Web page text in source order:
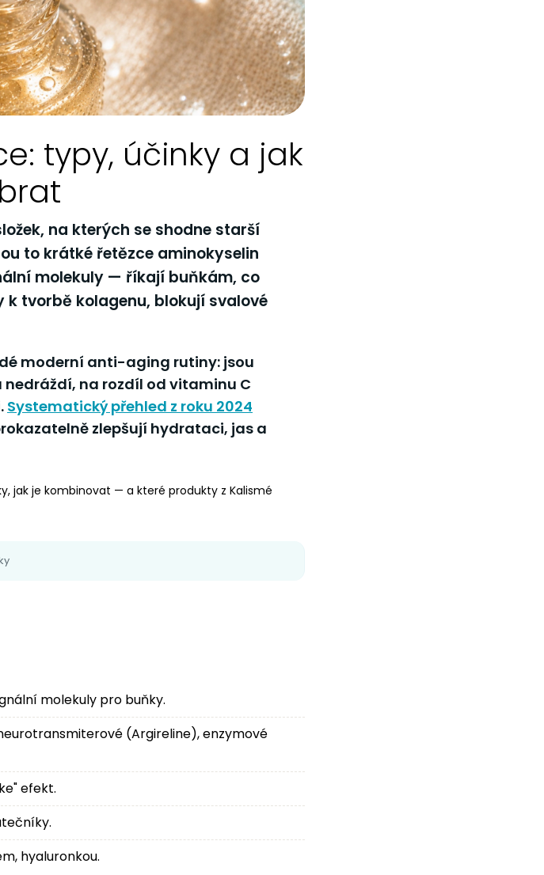
typy, účinky a jak
na kterých se shodne starší
to krátké řetězce aminokyselin
molekuly — říkají buňkám, co
tvorbě kolagenu, blokují svalové
moderní anti-aging rutiny: jsou
nedráždí, na rozdíl od vitaminu C
Systematický přehled z roku 2024
zlepšují hydrataci, jas a
jak je kombinovat — a které produkty z Kalismé
molekuly pro buňky.
(Argireline), enzymové
efekt.
hyaluronkou.